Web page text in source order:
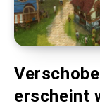
erscheint